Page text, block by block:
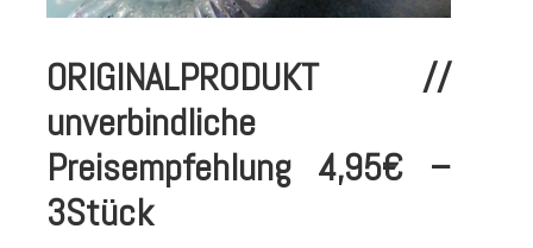
ORIGINALPRODUKT //
unverbindliche
Preisempfehlung 4,95€ –
3Stück